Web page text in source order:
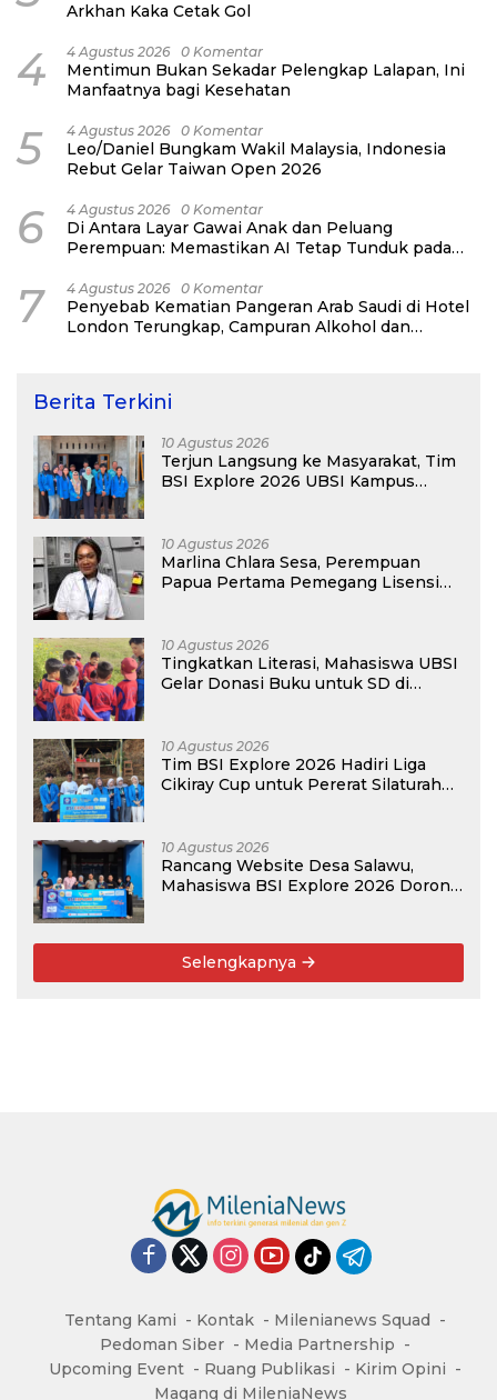
Arkhan Kaka Cetak Gol
4 4 Agustus 2026 0 Komentar
Mentimun Bukan Sekadar Pelengkap Lalapan, Ini
Manfaatnya bagi Kesehatan
5 4 Agustus 2026 0 Komentar
Leo/Daniel Bungkam Wakil Malaysia, Indonesia
Rebut Gelar Taiwan Open 2026
6 4 Agustus 2026 0 Komentar
Di Antara Layar Gawai Anak dan Peluang
Perempuan: Memastikan AI Tetap Tunduk pada
7 4 Agustus 2026 0 Komentar
Penyebab Kematian Pangeran Arab Saudi di Hotel
London Terungkap, Campuran Alkohol dan
Berita Terkini
10 Agustus 2026
Terjun Langsung ke Masyarakat, Tim
BSI Explore 2026 UBSI Kampus
10 Agustus 2026
Marlina Chlara Sesa, Perempuan
Papua Pertama Pemegang Lisensi
10 Agustus 2026
Tingkatkan Literasi, Mahasiswa UBSI
Gelar Donasi Buku untuk SD di
10 Agustus 2026
Tim BSI Explore 2026 Hadiri Liga
Cikiray Cup untuk Pererat Silaturahmi
10 Agustus 2026
Rancang Website Desa Salawu,
Mahasiswa BSI Explore 2026 Dorong
Selengkapnya
Tentang Kami Kontak
Milenianews Squad
Pedoman Siber
Media Partnership
Upcoming Event
Ruang Publikasi
Kirim Opini
Magang di MileniaNews